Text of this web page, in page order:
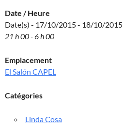
Date / Heure
Date(s) - 17/10/2015 - 18/10/2015
21 h 00 - 6 h 00
Emplacement
El Salón CAPEL
Catégories
Linda Cosa